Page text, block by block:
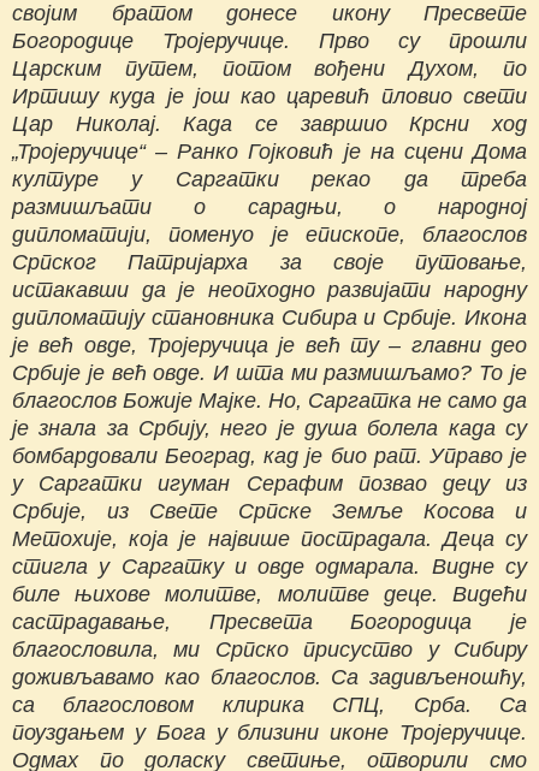
својим братом донесе икону Пресвете
Богородице Тројеручице. Прво су прошли
Царским путем, потом вођени Духом, по
Иртишу куда је још као царевић пловио свети
Цар Николај. Када се завршио Крсни ход
„Тројеручице“ – Ранко Гојковић је на сцени Дома
културе у Саргатки рекао да треба
размишљати о сарадњи, о народној
дипломатији, поменуо је епископе, благослов
Српског Патријарха за своје путовање,
истакавши да је неопходно развијати народну
дипломатију становника Сибира и Србије. Икона
је већ овде, Тројеручица је већ ту – главни део
Србије је већ овде. И шта ми размишљамо? То је
благослов Божије Мајке. Но, Саргатка не само да
је знала за Србију, него је душа болела када су
бомбардовали Београд, кад је био рат. Управо је
у Саргатки игуман Серафим позвао децу из
Србије, из Свете Српске Земље Косова и
Метохије, која је највише пострадала. Деца су
стигла у Саргатку и овде одмарала. Видне су
биле њихове молитве, молитве деце. Видећи
састрадавање, Пресвета Богородица је
благословила, ми Српско присуство у Сибиру
доживљавамо као благослов. Са задивљеношћу,
са благословом клирика СПЦ, Срба. Са
поуздањем у Бога у близини иконе Тројеручице.
Одмах по доласку светиње, отворили смо